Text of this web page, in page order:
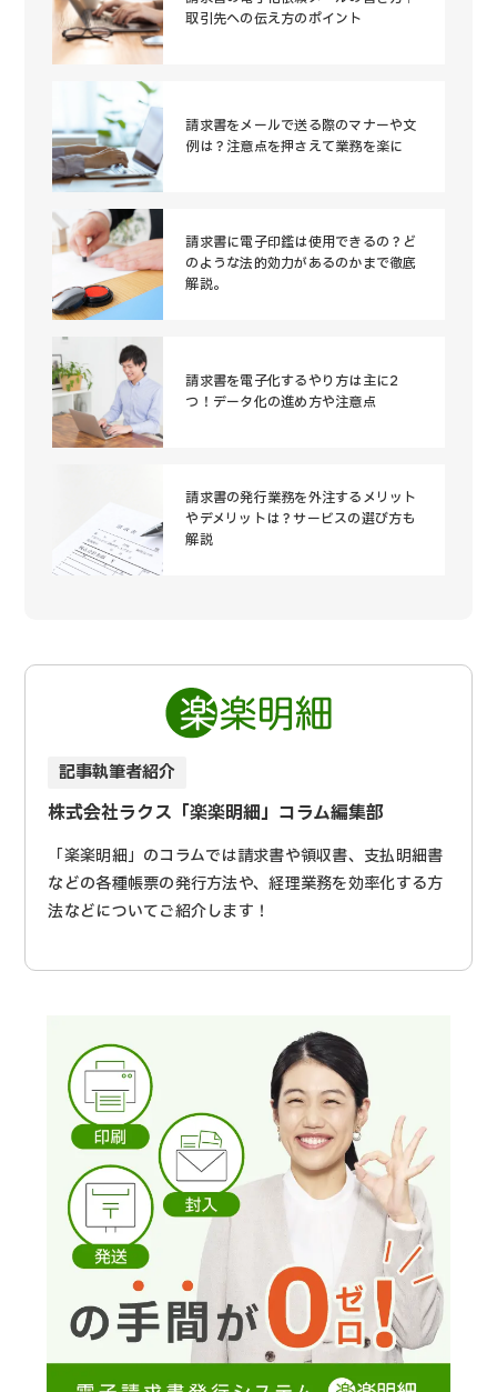
取引先への伝え方のポイント
請求書をメールで送る際のマナーや文
例は？注意点を押さえて業務を楽に
請求書に電子印鑑は使用できるの？ど
のような法的効力があるのかまで徹底
解説。
請求書を電子化するやり方は主に2
つ！データ化の進め方や注意点
請求書の発行業務を外注するメリット
やデメリットは？サービスの選び方も
解説
記事執筆者紹介
株式会社ラクス「楽楽明細」コラム編集部
「楽楽明細」のコラムでは請求書や領収書、支払明細書
などの各種帳票の発行方法や、経理業務を効率化する方
法などについてご紹介します！